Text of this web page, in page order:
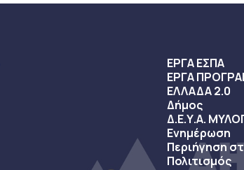
ΕΡΓΑ ΕΣΠΑ
ΕΡΓΑ
ΕΛΛΑΔΑ 2.0
Δήμος
Δ.Ε.Υ.Α.
Ενημέρωση
Περιήγηση
Πολιτισμός